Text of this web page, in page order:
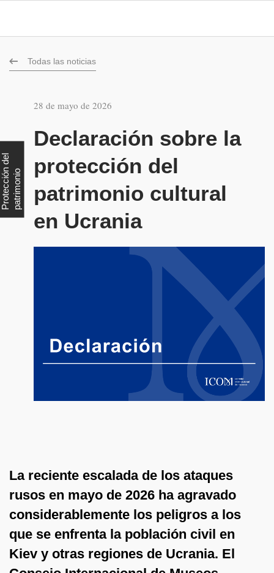
Todas las noticias
28 de mayo de 2026
P
r
o
t
e
c
c
i
ón
d
e
l
p
a
t
r
i
m
o
n
io
Declaración sobre la
protección del
patrimonio cultural
en Ucrania
La reciente escalada de los ataques
rusos en mayo de 2026 ha agravado
considerablemente los peligros a los
que se enfrenta la población civil en
Kiev y otras regiones de Ucrania. El